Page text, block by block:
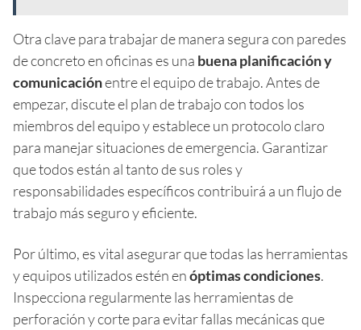
Otra clave para trabajar de manera segura con paredes
de concreto en oficinas es una buena planificación y
comunicaciónentre el equipo de trabajo. Antes de
empezar, discute el plan de trabajo con todos los
miembros del equipo y establece un protocolo claro
para manejar situaciones de emergencia. Garantizar
que todos están al tanto de sus roles y
responsabilidades específicos contribuirá a un flujo de
trabajo más seguro y eficiente.
Por último, es vital asegurar que todas las herramientas
y equipos utilizados estén enóptimas condiciones.
Inspecciona regularmente las herramientas de
perforación y corte para evitar fallas mecánicas que